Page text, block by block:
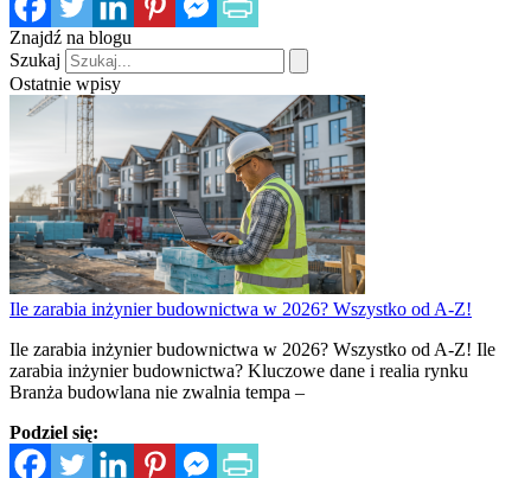
Znajdź na blogu
Szukaj
Ostatnie wpisy
Ile zarabia inżynier budownictwa w 2026? Wszystko od A-Z!
Ile zarabia inżynier budownictwa w 2026? Wszystko od A-Z! Ile
zarabia inżynier budownictwa? Kluczowe dane i realia rynku
Branża budowlana nie zwalnia tempa –
Podziel się: